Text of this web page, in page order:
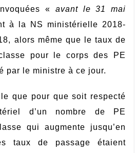
« avant le 31 mai
à la NS ministérielle 2018-
alors même que le taux de
pour le corps des PE
par le ministre à ce jour.
que pour que soit respecté
d’un nombre de PE
qui augmente jusqu’en
taux de passage étaient